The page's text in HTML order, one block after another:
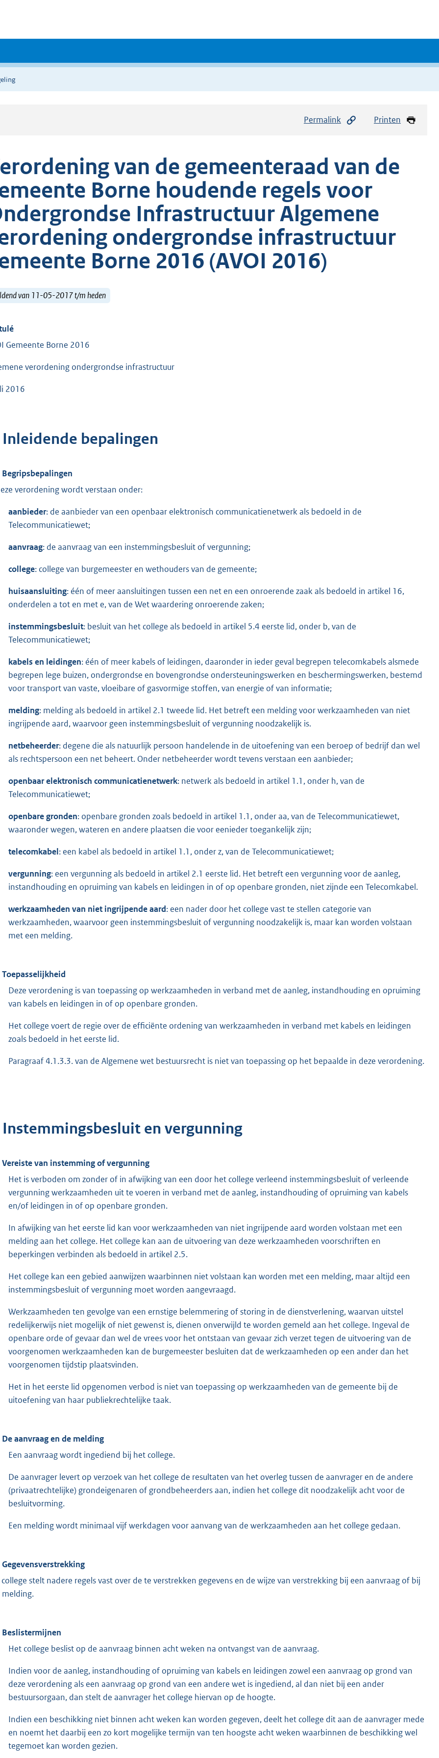
Permalink Printen
van de gemeenteraad van de
Borne houdende regels voor
Infrastructuur Algemene
ondergrondse infrastructuur
Borne 2016 (AVOI 2016)
van 11-05-2017 t/m heden
Gemeente Borne 2016
verordening ondergrondse infrastructuur
2016
Inleidende bepalingen
Begripsbepalingen
verordening wordt verstaan onder:
aanbieder: de aanbieder van een openbaar elektronisch communicatienetwerk als bedoeld in de
Telecommunicatiewet;
aanvraag: de aanvraag van een instemmingsbesluit of vergunning;
college: college van burgemeester en wethouders van de gemeente;
huisaansluiting: één of meer aansluitingen tussen een net en een onroerende zaak als bedoeld in artikel 16,
onderdelen a tot en met e, van de Wet waardering onroerende zaken;
instemmingsbesluit: besluit van het college als bedoeld in artikel 5.4 eerste lid, onder b, van de
Telecommunicatiewet;
kabels en leidingen: één of meer kabels of leidingen, daaronder in ieder geval begrepen telecomkabels alsmede
begrepen lege buizen, ondergrondse en bovengrondse ondersteuningswerken en beschermingswerken, bestemd
voor transport van vaste, vloeibare of gasvormige stoffen, van energie of van informatie;
melding: melding als bedoeld in artikel 2.1 tweede lid. Het betreft een melding voor werkzaamheden van niet
ingrijpende aard, waarvoor geen instemmingsbesluit of vergunning noodzakelijk is.
netbeheerder: degene die als natuurlijk persoon handelende in de uitoefening van een beroep of bedrijf dan wel
als rechtspersoon een net beheert. Onder netbeheerder wordt tevens verstaan een aanbieder;
openbaar elektronisch communicatienetwerk: netwerk als bedoeld in artikel 1.1, onder h, van de
Telecommunicatiewet;
openbare gronden: openbare gronden zoals bedoeld in artikel 1.1, onder aa, van de Telecommunicatiewet,
waaronder wegen, wateren en andere plaatsen die voor eenieder toegankelijk zijn;
telecomkabel: een kabel als bedoeld in artikel 1.1, onder z, van de Telecommunicatiewet;
vergunning: een vergunning als bedoeld in artikel 2.1 eerste lid. Het betreft een vergunning voor de aanleg,
instandhouding en opruiming van kabels en leidingen in of op openbare gronden, niet zijnde een Telecomkabel.
werkzaamheden van niet ingrijpende aard: een nader door het college vast te stellen categorie van
werkzaamheden, waarvoor geen instemmingsbesluit of vergunning noodzakelijk is, maar kan worden volstaan
met een melding.
Toepasselijkheid
Deze verordening is van toepassing op werkzaamheden in verband met de aanleg, instandhouding en opruiming
van kabels en leidingen in of op openbare gronden.
Het college voert de regie over de efficiënte ordening van werkzaamheden in verband met kabels en leidingen
zoals bedoeld in het eerste lid.
Paragraaf 4.1.3.3. van de Algemene wet bestuursrecht is niet van toepassing op het bepaalde in deze verordening.
Instemmingsbesluit en vergunning
Vereiste van instemming of vergunning
Het is verboden om zonder of in afwijking van een door het college verleend instemmingsbesluit of verleende
vergunning werkzaamheden uit te voeren in verband met de aanleg, instandhouding of opruiming van kabels
en/of leidingen in of op openbare gronden.
In afwijking van het eerste lid kan voor werkzaamheden van niet ingrijpende aard worden volstaan met een
melding aan het college. Het college kan aan de uitvoering van deze werkzaamheden voorschriften en
beperkingen verbinden als bedoeld in artikel 2.5.
Het college kan een gebied aanwijzen waarbinnen niet volstaan kan worden met een melding, maar altijd een
instemmingsbesluit of vergunning moet worden aangevraagd.
Werkzaamheden ten gevolge van een ernstige belemmering of storing in de dienstverlening, waarvan uitstel
redelijkerwijs niet mogelijk of niet gewenst is, dienen onverwijld te worden gemeld aan het college. Ingeval de
openbare orde of gevaar dan wel de vrees voor het ontstaan van gevaar zich verzet tegen de uitvoering van de
voorgenomen werkzaamheden kan de burgemeester besluiten dat de werkzaamheden op een ander dan het
voorgenomen tijdstip plaatsvinden.
Het in het eerste lid opgenomen verbod is niet van toepassing op werkzaamheden van de gemeente bij de
uitoefening van haar publiekrechtelijke taak.
De aanvraag en de melding
Een aanvraag wordt ingediend bij het college.
De aanvrager levert op verzoek van het college de resultaten van het overleg tussen de aanvrager en de andere
(privaatrechtelijke) grondeigenaren of grondbeheerders aan, indien het college dit noodzakelijk acht voor de
besluitvorming.
Een melding wordt minimaal vijf werkdagen voor aanvang van de werkzaamheden aan het college gedaan.
Gegevensverstrekking
stelt nadere regels vast over de te verstrekken gegevens en de wijze van verstrekking bij een aanvraag of bij
melding.
Beslistermijnen
Het college beslist op de aanvraag binnen acht weken na ontvangst van de aanvraag.
Indien voor de aanleg, instandhouding of opruiming van kabels en leidingen zowel een aanvraag op grond van
deze verordening als een aanvraag op grond van een andere wet is ingediend, al dan niet bij een ander
bestuursorgaan, dan stelt de aanvrager het college hiervan op de hoogte.
Indien een beschikking niet binnen acht weken kan worden gegeven, deelt het college dit aan de aanvrager mede
en noemt het daarbij een zo kort mogelijke termijn van ten hoogste acht weken waarbinnen de beschikking wel
tegemoet kan worden gezien.